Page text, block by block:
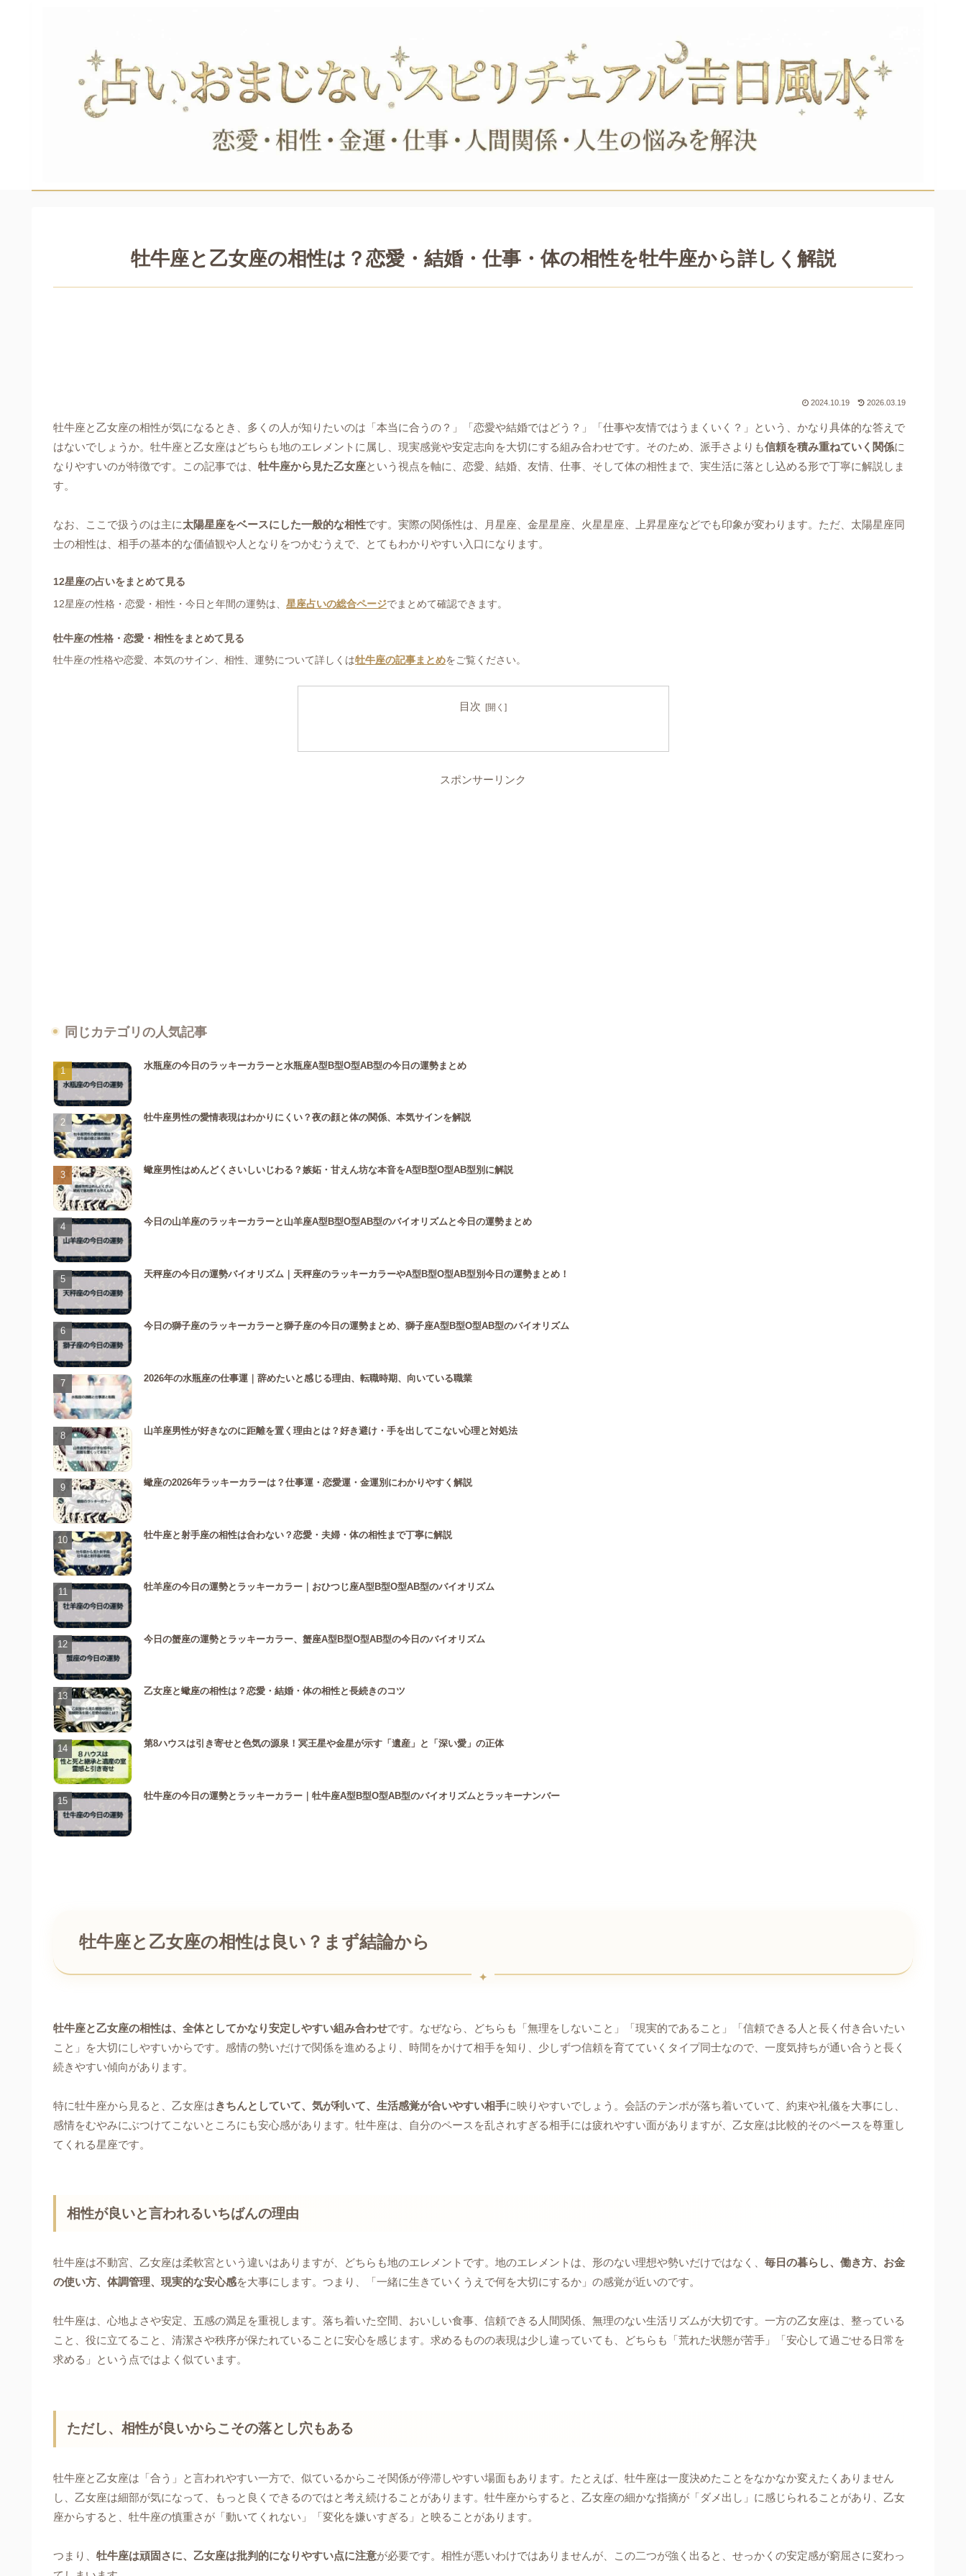
牡牛座と乙女座の相性は？恋愛・結婚・仕事・体の相性を牡牛座から詳しく解説
2024.10.19 2026.03.19
牡牛座と乙女座の相性が気になるとき、多くの人が知りたいのは「本当に合うの？」「恋愛や結婚ではどう？」「仕事や友情ではうまくいく？」という、かなり具体的な答えで
はないでしょうか。牡牛座と乙女座はどちらも地のエレメントに属し、現実感覚や安定志向を大切にする組み合わせです。そのため、派手さよりも信頼を積み重ねていく関係に
なりやすいのが特徴です。この記事では、 牡牛座から見た乙女座という視点を軸に、恋愛、結婚、友情、仕事、そして体の相性まで、実生活に落とし込める形で丁寧に解説しま
す。
なお、ここで扱うのは主に太陽星座をベースにした一般的な相性です。実際の関係性は、月星座、金星星座、火星星座、上昇星座などでも印象が変わります。ただ、太陽星座同
士の相性は、相手の基本的な価値観や人となりをつかむうえで、とてもわかりやすい入口になります。
12星座の占いをまとめて見る
12星座の性格・恋愛・相性・今日と年間の運勢は、 星座占いの総合ページでまとめて確認できます。
牡牛座の性格・恋愛・相性をまとめて見る
牡牛座の性格や恋愛、本気のサイン、相性、運勢について詳しくは牡牛座の記事まとめをご覧ください。
目次
スポンサーリンク
同じカテゴリの人気記事
水瓶座の今日のラッキーカラーと水瓶座A型B型O型AB型の今日の運勢まとめ
牡牛座男性の愛情表現はわかりにくい？夜の顔と体の関係、本気サインを解説
蠍座男性はめんどくさいしいじわる？嫉妬・甘えん坊な本音をA型B型O型AB型別に解説
今日の山羊座のラッキーカラーと山羊座A型B型O型AB型のバイオリズムと今日の運勢まとめ
天秤座の今日の運勢バイオリズム｜天秤座のラッキーカラーやA型B型O型AB型別今日の運勢まとめ！
今日の獅子座のラッキーカラーと獅子座の今日の運勢まとめ、獅子座A型B型O型AB型のバイオリズム
2026年の水瓶座の仕事運｜辞めたいと感じる理由、転職時期、向いている職業
山羊座男性が好きなのに距離を置く理由とは？好き避け・手を出してこない心理と対処法
蠍座の2026年ラッキーカラーは？仕事運・恋愛運・金運別にわかりやすく解説
牡牛座と射手座の相性は合わない？恋愛・夫婦・体の相性まで丁寧に解説
牡羊座の今日の運勢とラッキーカラー｜おひつじ座A型B型O型AB型のバイオリズム
今日の蟹座の運勢とラッキーカラー、蟹座A型B型O型AB型の今日のバイオリズム
乙女座と蠍座の相性は？恋愛・結婚・体の相性と長続きのコツ
第8ハウスは引き寄せと色気の源泉！冥王星や金星が示す「遺産」と「深い愛」の正体
牡牛座の今日の運勢とラッキーカラー｜牡牛座A型B型O型AB型のバイオリズムとラッキーナンバー
牡牛座と乙女座の相性は良い？まず結論から
牡牛座と乙女座の相性は、全体としてかなり安定しやすい組み合わせです。なぜなら、どちらも「無理をしないこと」「現実的であること」「信頼できる人と長く付き合いたい
こと」を大切にしやすいからです。感情の勢いだけで関係を進めるより、時間をかけて相手を知り、少しずつ信頼を育てていくタイプ同士なので、一度気持ちが通い合うと長く
続きやすい傾向があります。
特に牡牛座から見ると、乙女座はきちんとしていて、気が利いて、生活感覚が合いやすい相手に映りやすいでしょう。会話のテンポが落ち着いていて、約束や礼儀を大事にし、
感情をむやみにぶつけてこないところにも安心感があります。牡牛座は、自分のペースを乱されすぎる相手には疲れやすい面がありますが、乙女座は比較的そのペースを尊重し
てくれる星座です。
相性が良いと言われるいちばんの理由
牡牛座は不動宮、乙女座は柔軟宮という違いはありますが、どちらも地のエレメントです。地のエレメントは、形のない理想や勢いだけではなく、 毎日の暮らし、働き方、お金
の使い方、体調管理、現実的な安心感を大事にします。つまり、「一緒に生きていくうえで何を大切にするか」の感覚が近いのです。
牡牛座は、心地よさや安定、五感の満足を重視します。落ち着いた空間、おいしい食事、信頼できる人間関係、無理のない生活リズムが大切です。一方の乙女座は、整っている
こと、役に立てること、清潔さや秩序が保たれていることに安心を感じます。求めるものの表現は少し違っていても、どちらも「荒れた状態が苦手」「安心して過ごせる日常を
求める」という点ではよく似ています。
ただし、相性が良いからこその落とし穴もある
牡牛座と乙女座は「合う」と言われやすい一方で、似ているからこそ関係が停滞しやすい場面もあります。たとえば、牡牛座は一度決めたことをなかなか変えたくありません
し、乙女座は細部が気になって、もっと良くできるのではと考え続けることがあります。牡牛座からすると、乙女座の細かな指摘が「ダメ出し」に感じられることがあり、乙女
座からすると、牡牛座の慎重さが「動いてくれない」「変化を嫌いすぎる」と映ることがあります。
つまり、 牡牛座は頑固さに、乙女座は批判的になりやすい点に注意が必要です。相性が悪いわけではありませんが、この二つが強く出ると、せっかくの安定感が窮屈さに変わっ